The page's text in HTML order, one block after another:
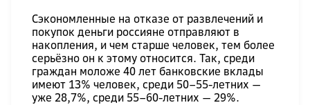
Сэкономленные на отказе от развлечений и
покупок деньги россияне отправляют в
накопления, и чем старше человек, тем более
серьёзно он к этому относится. Так, среди
граждан моложе 40 лет банковские вклады
имеют 13% человек, среди 50–55-летних —
уже 28,7%, среди 55–60-летних — 29%.